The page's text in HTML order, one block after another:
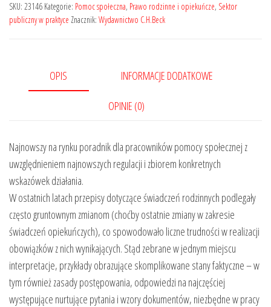
SKU: 23146 Kategorie: Pomoc społeczna, Prawo rodzinne i opiekuńcze, Sektor
publiczny w praktyce Znacznik: Wydawnictwo C.H.Beck
OPIS INFORMACJE DODATKOWE
OPINIE (0)
Najnowszy na rynku poradnik dla pracowników pomocy społecznej z
uwzględnieniem najnowszych regulacji i zbiorem konkretnych
wskazówek działania.
W ostatnich latach przepisy dotyczące świadczeń rodzinnych podlegały
często gruntownym zmianom (choćby ostatnie zmiany w zakresie
świadczeń opiekuńczych), co spowodowało liczne trudności w realizacji
obowiązków z nich wynikających. Stąd zebrane w jednym miejscu
interpretacje, przykłady obrazujące skomplikowane stany faktyczne – w
tym również zasady postępowania, odpowiedzi na najczęściej
występujące nurtujące pytania i wzory dokumentów, niezbędne w pracy